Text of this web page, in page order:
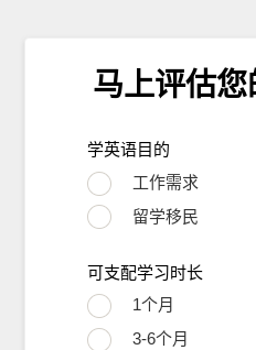
马上评估您
学英语目的
工作需求
留学移民
可支配学习时长
1个月
3-6个月